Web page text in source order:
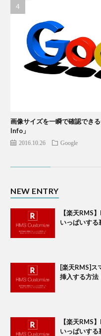
画像サイズを一瞬で確認でき
Info」
2016.10.26 Google
NEW ENTRY
【楽天RMS
いっぱいする
[楽天RMS]ス
挿入する方法
【楽天RMS
いっぱいする